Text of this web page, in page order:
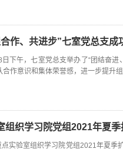
作、共进步”七室党总支成
下午，七室党总支举办了“团结奋
作意识和集体荣誉感，进一步提升
组织学习院党组2021年夏
实验室组织学习院党组2021年夏季